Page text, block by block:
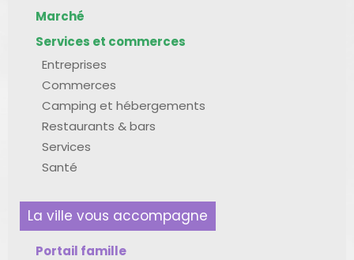
Marché
Services et commerces
Entreprises
Commerces
Camping et hébergements
Restaurants & bars
Services
Santé
La ville vous accompagne
Portail famille